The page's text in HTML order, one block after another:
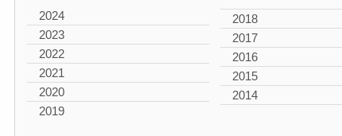
2024
2023
2022
2021
2020
2019
2018
2017
2016
2015
2014